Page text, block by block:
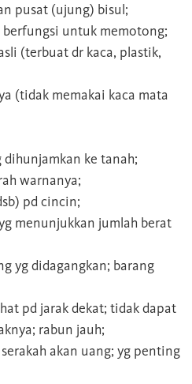
pusat (ujung) bisul;
untuk memotong;
(terbuat dr kaca, plastik,
(tidak memakai kaca mata
dihunjamkan ke tanah;
warnanya;
pd cincin;
menunjukkan jumlah berat
yg didagangkan; barang
pd jarak dekat; tidak dapat
rabun jauh;
akan uang; yg penting